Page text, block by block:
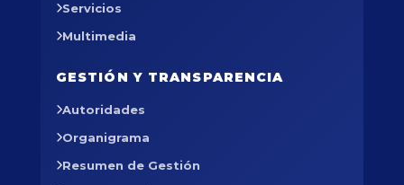
Servicios
Multimedia
GESTIÓN Y TRANSPARENCIA
Autoridades
Organigrama
Resumen de Gestión